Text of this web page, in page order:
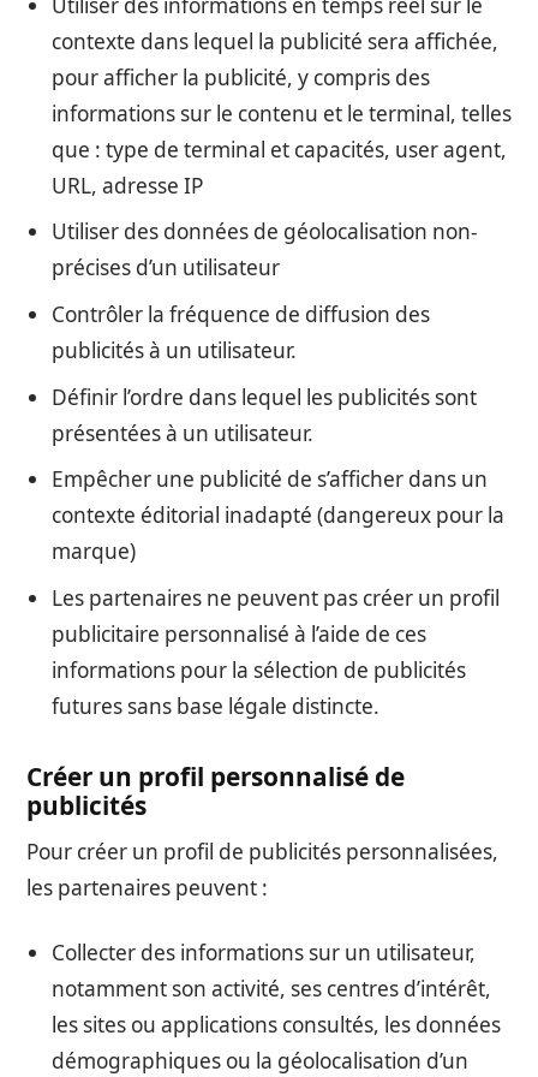
contexte dans lequel la publicité sera affichée,
pour afficher la publicité, y compris des
informations sur le contenu et le terminal, telles
que : type de terminal et capacités, user agent,
URL, adresse IP
Utiliser des données de géolocalisation non-
précises d’un utilisateur
Contrôler la fréquence de diffusion des
publicités à un utilisateur.
Définir l’ordre dans lequel les publicités sont
présentées à un utilisateur.
Empêcher une publicité de s’afficher dans un
contexte éditorial inadapté (dangereux pour la
marque)
Les partenaires ne peuvent pas créer un profil
publicitaire personnalisé à l’aide de ces
informations pour la sélection de publicités
futures sans base légale distincte.
Créer un profil personnalisé de
publicités
Pour créer un profil de publicités personnalisées,
les partenaires peuvent :
Collecter des informations sur un utilisateur,
notamment son activité, ses centres d’intérêt,
les sites ou applications consultés, les données
démographiques ou la géolocalisation d’un